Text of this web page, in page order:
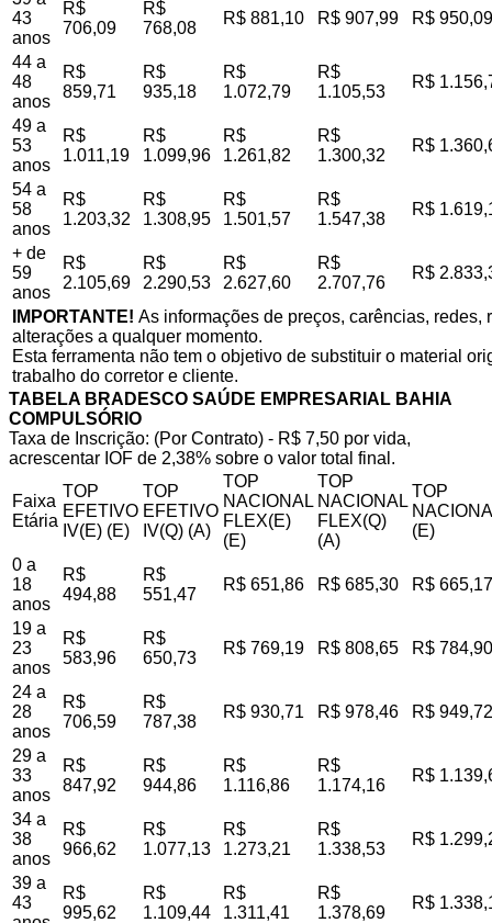
43
anos
R$
706,09
R$
768,08
R$ 881,10 R$ 907,99 R$ 950,09
44 a
48
anos
R$
859,71
R$
935,18
R$
1.072,79
R$
1.105,53
R$
49 a
53
anos
R$
1.011,19
R$
1.099,96
R$
1.261,82
R$
1.300,32
R$
54 a
58
anos
R$
1.203,32
R$
1.308,95
R$
1.501,57
R$
1.547,38
R$
+ de
59
anos
R$
2.105,69
R$
2.290,53
R$
2.627,60
R$
2.707,76
R$
IMPORTANTE! As informações de preços, carências,
alterações a qualquer momento.
Esta ferramenta não tem o objetivo de substituir o material
trabalho do corretor e cliente.
TABELA BRADESCO SAÚDE EMPRESARIAL BAHIA
COMPULSÓRIO
Taxa de Inscrição: (Por Contrato) - R$ 7,50 por vida,
acrescentar IOF de 2,38% sobre o valor total final.
Faixa
Etária
TOP
EFETIVO
IV(E) (E)
TOP
EFETIVO
IV(Q) (A)
TOP
NACIONAL
FLEX(E)
(E)
TOP
NACIONAL
FLEX(Q)
(A)
TOP
(E)
0 a
18
anos
R$
494,88
R$
551,47
R$ 651,86 R$ 685,30 R$ 665,17
19 a
23
anos
R$
583,96
R$
650,73
R$ 769,19 R$ 808,65 R$ 784,90
24 a
28
anos
R$
706,59
R$
787,38
R$ 930,71 R$ 978,46 R$ 949,72
29 a
33
anos
R$
847,92
R$
944,86
R$
1.116,86
R$
1.174,16
R$
34 a
38
anos
R$
966,62
R$
1.077,13
R$
1.273,21
R$
1.338,53
R$
39 a
43
R$
995,62
R$
1.109,44
R$
1.311,41
R$
1.378,69
R$